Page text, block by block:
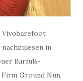
Vivobarefoot
in
Barfuß-
Ground Nun,